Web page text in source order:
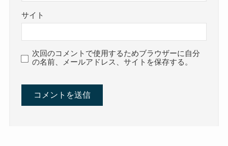
サイト
次回のコメントで使用するためブラウザーに自分
の名前、メールアドレス、サイトを保存する。